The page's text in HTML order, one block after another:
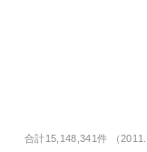
合計15,148,341件 （